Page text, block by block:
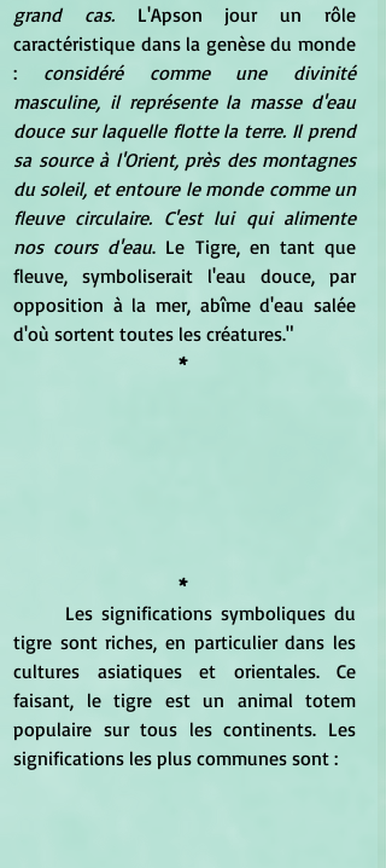
grand cas. L'Apson jour un rôle
caractéristique dans la genèse du monde
: considéré comme une divinité
masculine, il représente la masse d'eau
douce sur laquelle flotte la terre. Il prend
sa source à l'Orient, près des montagnes
du soleil, et entoure le monde comme un
fleuve circulaire. C'est lui qui alimente
nos cours d'eau. Le Tigre, en tant que
fleuve, symboliserait l'eau douce, par
opposition à la mer, abîme d'eau salée
d'où sortent toutes les créatures."
*
*
tigre sont riches, en particulier dans les
cultures asiatiques et orientales. Ce
faisant, le tigre est un animal totem
populaire sur tous les continents. Les
significations les plus communes sont :